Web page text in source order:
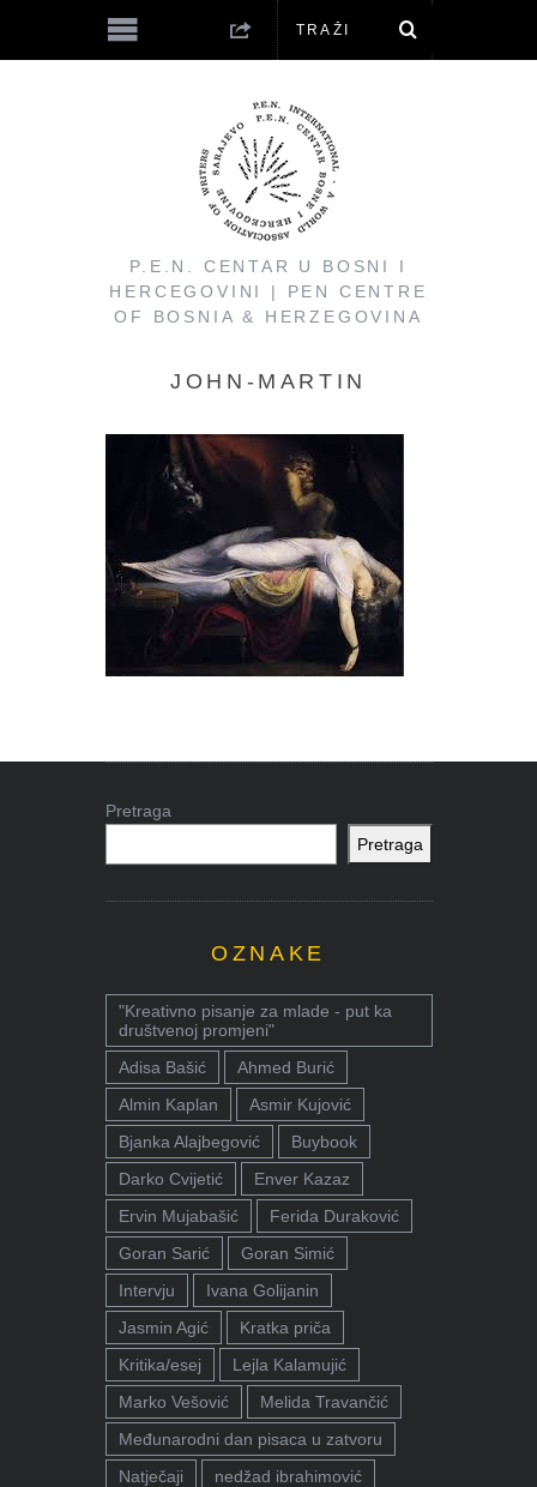
P.E.N. CENTAR U BOSNI I
HERCEGOVINI | PEN CENTRE
OF BOSNIA & HERZEGOVINA
JOHN-MARTIN
Pretraga
Pretraga
OZNAKE
"Kreativno pisanje za mlade - put ka
društvenoj promjeni"
Adisa Bašić
Ahmed Burić
Almin Kaplan
Asmir Kujović
Bjanka Alajbegović
Buybook
Darko Cvijetić
Enver Kazaz
Ervin Mujabašić
Ferida Duraković
Goran Sarić
Goran Simić
Intervju
Ivana Golijanin
Jasmin Agić
Kratka priča
Kritika/esej
Lejla Kalamujić
Marko Vešović
Melida Travančić
Međunarodni dan pisaca u zatvoru
Natječaji
nedžad ibrahimović